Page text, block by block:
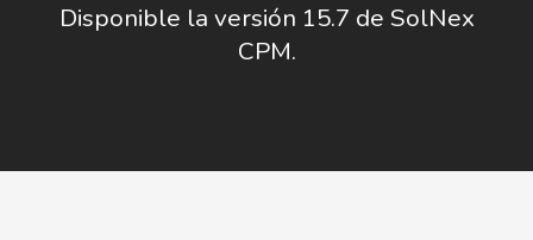
Disponible la versión 15.7 de SolNex
CPM.